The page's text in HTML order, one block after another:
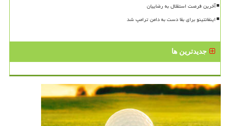
آخرین فرصت استقلال به رضاییان
اینفانتینو برای بقا دست به دامن ترامپ شد
جدیدترین ها